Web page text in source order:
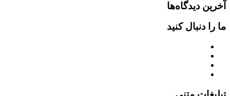
آخرین دیدگاه‌ها
ما را دنبال کنید